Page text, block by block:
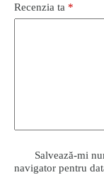
Recenzia ta *
Salvează-mi
navigator pentru